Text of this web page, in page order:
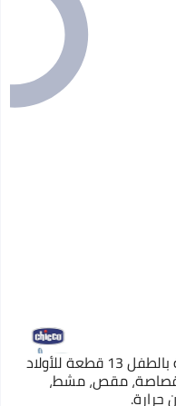
شيكو طقم أدوات العناية بالطفل 13 قطعة للأولاد
مقص، مشط،
حرارة.